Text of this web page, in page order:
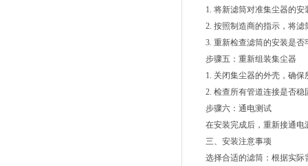
1. 将新滤筒对准集尘器的安
2. 按照制造商的指示，将滤
3. 重新检查滤筒的安装是否
步骤五：重新组装集尘器
1. 关闭集尘器的外壳，确保
2. 检查所有管道连接是否稳
步骤六：通电测试
在安装完成后，重新接通电
三、安装注意事项
选择合适的滤筒：根据实际